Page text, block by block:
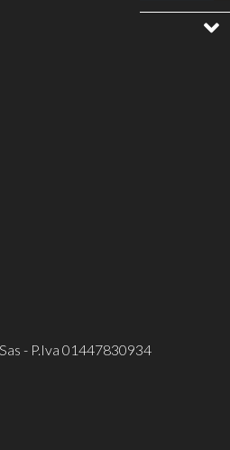
Videogiochi e
- P.Iva 01447830934